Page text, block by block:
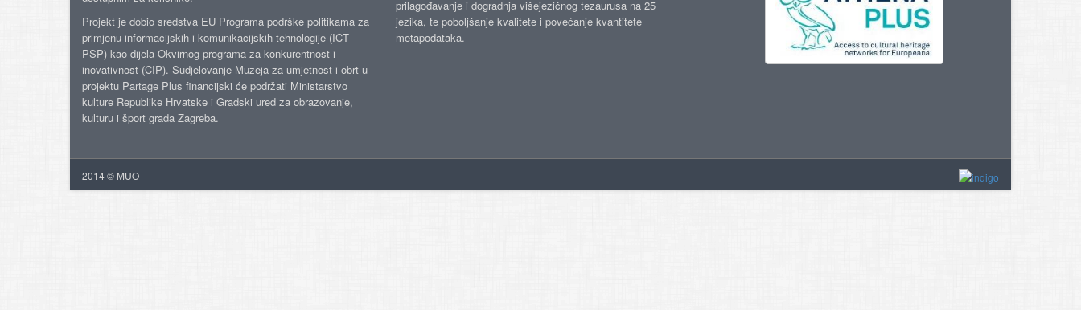
Projekt je dobio sredstva EU Programa podrške politikama za
primjenu informacijskih i komunikacijskih tehnologije (ICT
PSP) kao dijela Okvirnog programa za konkurentnost i
inovativnost (CIP). Sudjelovanje Muzeja za umjetnost i obrt u
projektu Partage Plus financijski će podržati Ministarstvo
kulture Republike Hrvatske i Gradski ured za obrazovanje,
kulturu i šport grada Zagreba.
prilagođavanje i dogradnja višejezičnog tezaurusa na 25
jezika, te poboljšanje kvalitete i povećanje kvantitete
metapodataka.
2014 © MUO